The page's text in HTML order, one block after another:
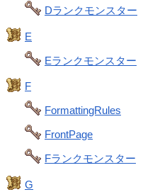
Dランクモンスター
E
Eランクモンスター
F
FormattingRules
FrontPage
Fランクモンスター
G